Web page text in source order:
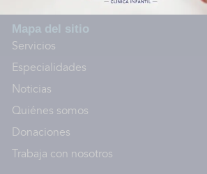
Mapa del sitio
Servicios
Especialidades
Noticias
Quiénes somos
Donaciones
Trabaja con nosotros